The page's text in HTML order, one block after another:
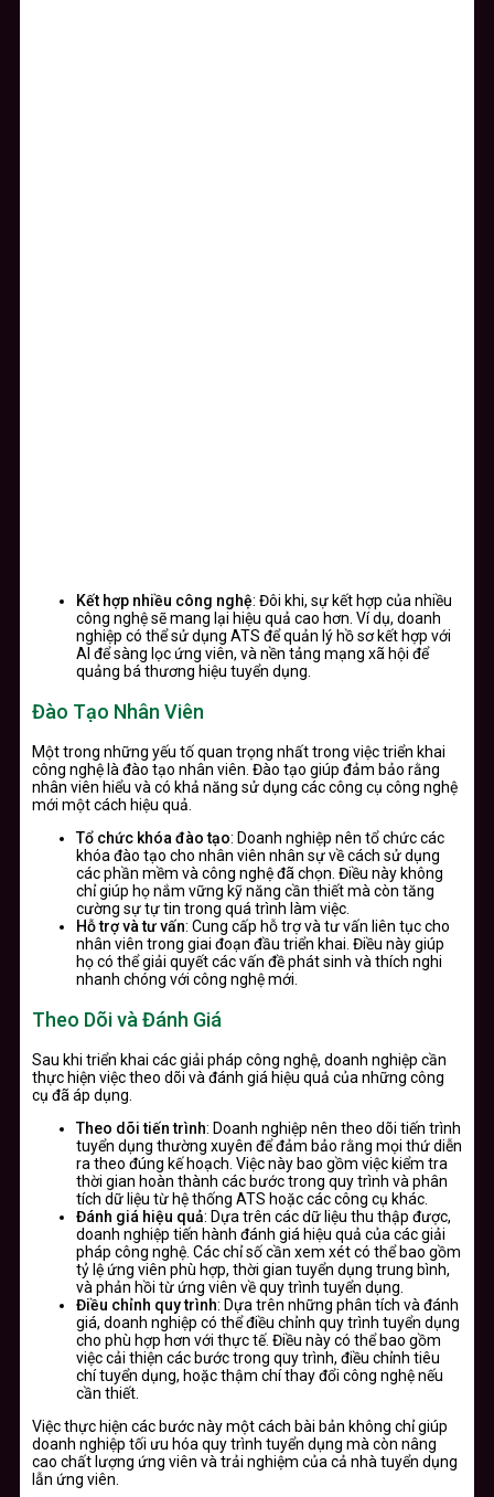
Kết hợp nhiều công nghệ: Đôi khi, sự kết hợp của nhiều
công nghệ sẽ mang lại hiệu quả cao hơn. Ví dụ, doanh
nghiệp có thể sử dụng ATS để quản lý hồ sơ kết hợp với
AI để sàng lọc ứng viên, và nền tảng mạng xã hội để
quảng bá thương hiệu tuyển dụng.
Đào Tạo Nhân Viên
Một trong những yếu tố quan trọng nhất trong việc triển khai
công nghệ là đào tạo nhân viên. Đào tạo giúp đảm bảo rằng
nhân viên hiểu và có khả năng sử dụng các công cụ công nghệ
mới một cách hiệu quả.
Tổ chức khóa đào tạo: Doanh nghiệp nên tổ chức các
khóa đào tạo cho nhân viên nhân sự về cách sử dụng
các phần mềm và công nghệ đã chọn. Điều này không
chỉ giúp họ nắm vững kỹ năng cần thiết mà còn tăng
cường sự tự tin trong quá trình làm việc.
Hỗ trợ và tư vấn: Cung cấp hỗ trợ và tư vấn liên tục cho
nhân viên trong giai đoạn đầu triển khai. Điều này giúp
họ có thể giải quyết các vấn đề phát sinh và thích nghi
nhanh chóng với công nghệ mới.
Theo Dõi và Đánh Giá
Sau khi triển khai các giải pháp công nghệ, doanh nghiệp cần
thực hiện việc theo dõi và đánh giá hiệu quả của những công
cụ đã áp dụng.
Theo dõi tiến trình: Doanh nghiệp nên theo dõi tiến trình
tuyển dụng thường xuyên để đảm bảo rằng mọi thứ diễn
ra theo đúng kế hoạch. Việc này bao gồm việc kiểm tra
thời gian hoàn thành các bước trong quy trình và phân
tích dữ liệu từ hệ thống ATS hoặc các công cụ khác.
Đánh giá hiệu quả: Dựa trên các dữ liệu thu thập được,
doanh nghiệp tiến hành đánh giá hiệu quả của các giải
pháp công nghệ. Các chỉ số cần xem xét có thể bao gồm
tỷ lệ ứng viên phù hợp, thời gian tuyển dụng trung bình,
và phản hồi từ ứng viên về quy trình tuyển dụng.
Điều chỉnh quy trình: Dựa trên những phân tích và đánh
giá, doanh nghiệp có thể điều chỉnh quy trình tuyển dụng
cho phù hợp hơn với thực tế. Điều này có thể bao gồm
việc cải thiện các bước trong quy trình, điều chỉnh tiêu
chí tuyển dụng, hoặc thậm chí thay đổi công nghệ nếu
cần thiết.
Việc thực hiện các bước này một cách bài bản không chỉ giúp
doanh nghiệp tối ưu hóa quy trình tuyển dụng mà còn nâng
cao chất lượng ứng viên và trải nghiệm của cả nhà tuyển dụng
lẫn ứng viên.